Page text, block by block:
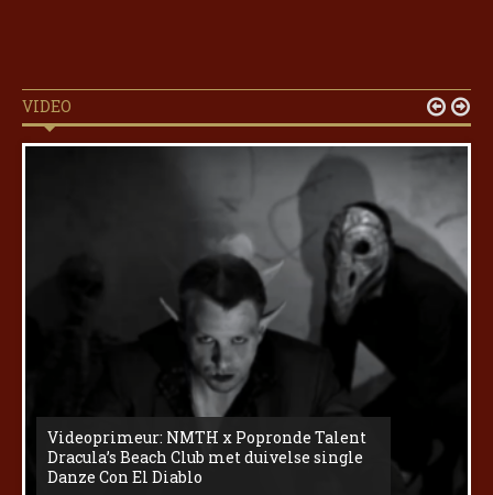
VIDEO
Videoprimeur: NMTH x Popronde Talent
Dracula’s Beach Club met duivelse single
Danze Con El Diablo
 